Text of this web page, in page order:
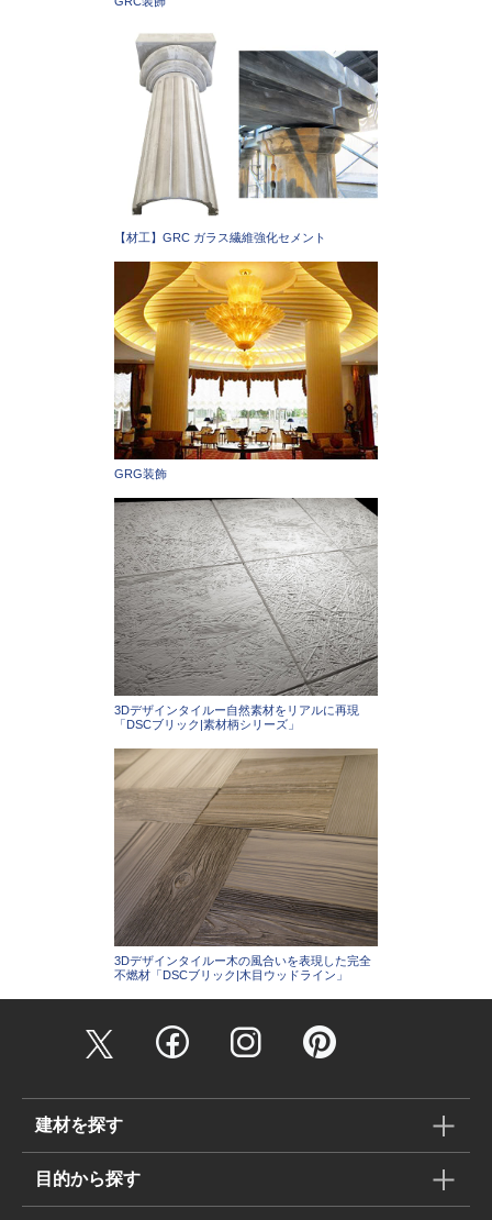
【材工】GRC ガラス繊維強化セメント
GRG装飾
3Dデザインタイルー自然素材をリアルに再現
「DSCブリック|素材柄シリーズ」
3Dデザインタイルー木の風合いを表現した完全
不燃材「DSCブリック|木目ウッドライン」
建材を探す
目的から探す